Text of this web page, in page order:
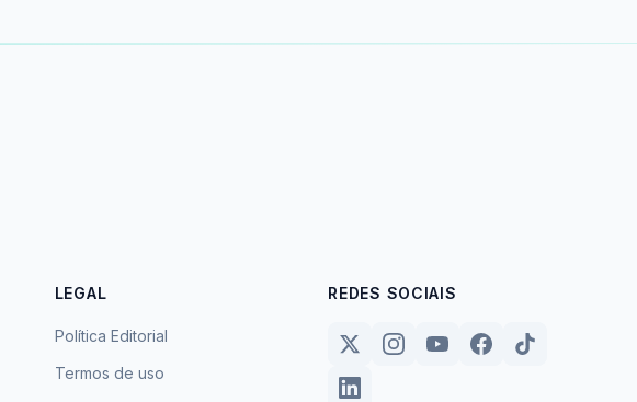
LEGAL
Política Editorial
Termos de uso
REDES SOCIAIS